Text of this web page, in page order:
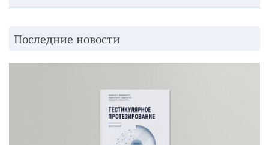
Последние новости